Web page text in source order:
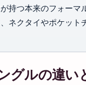
持つ本来のフォーマ
ネクタイやポケット
グルの違い